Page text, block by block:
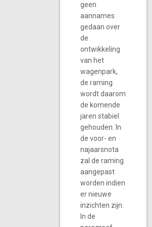
geen
aannames
gedaan over
de
ontwikkeling
van het
wagenpark,
de raming
wordt daarom
de komende
jaren stabiel
gehouden. In
de voor- en
najaarsnota
zal de raming
aangepast
worden indien
er nieuwe
inzichten zijn.
In de